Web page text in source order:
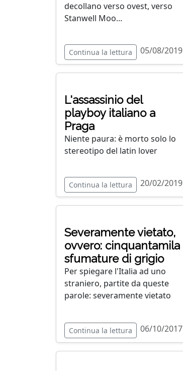
decollano verso ovest, verso
Stanwell Moo...
Continua la lettura 05/08/2019
L'assassinio del
playboy italiano a
Praga
Niente paura: è morto solo lo
stereotipo del latin lover
Continua la lettura 20/02/2019
Severamente vietato,
ovvero: cinquantamila
sfumature di grigio
Per spiegare l'Italia ad uno
straniero, partite da queste
parole: severamente vietato
Continua la lettura 06/10/2017